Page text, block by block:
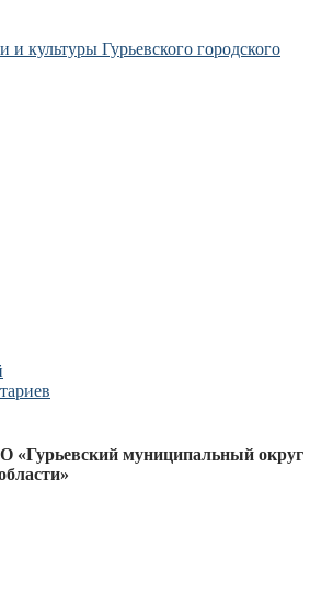
и культуры Гурьевского городского
«Гурьевский муниципальный округ